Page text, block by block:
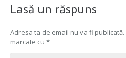
Lasă un răspuns
Adresa ta de email nu va fi publicată.
marcate cu *